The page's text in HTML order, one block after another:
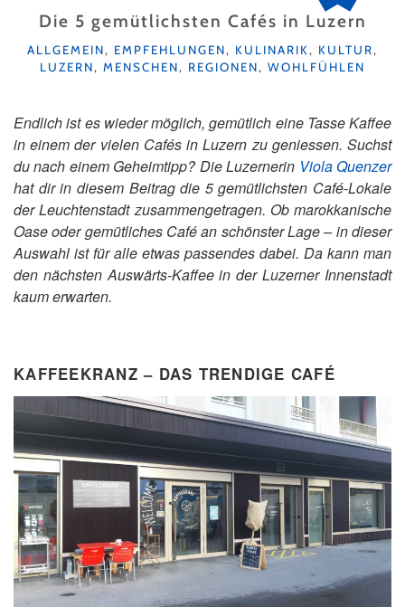
Die 5 gemütlichsten Cafés in Luzern
KATEGORIEN
ALLGEMEIN, EMPFEHLUNGEN, KULINARIK, KULTUR,
LUZERN, MENSCHEN, REGIONEN, WOHLFÜHLEN
Endlich ist es wieder möglich, gemütlich eine Tasse Kaffee
in einem der vielen Cafés in Luzern zu geniessen. Suchst
du nach einem Geheimtipp? Die Luzernerin Viola Quenzer
hat dir in diesem Beitrag die 5 gemütlichsten Café-Lokale
der Leuchtenstadt zusammengetragen. Ob marokkanische
Oase oder gemütliches Café an schönster Lage – in dieser
Auswahl ist für alle etwas passendes dabei. Da kann man
den nächsten Auswärts-Kaffee in der Luzerner Innenstadt
kaum erwarten.
KAFFEEKRANZ – DAS TRENDIGE CAFÉ